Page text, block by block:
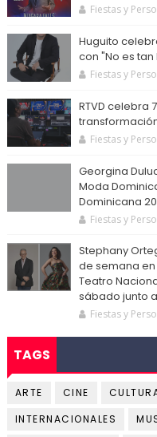
Fiestas y
Huguito
con "No es tan
Fiestas y
RTVD celebra
Fiestas y
Georgina
Moda
Dominicana
Fiestas y
Stephany
de semana en
Teatro
sábado junto
Fiestas y
TAGS
ARTE CINE
INTERNACIONALES